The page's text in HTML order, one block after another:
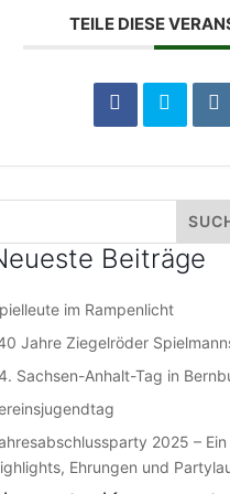
TEILE DIESE
Beiträge
im Rampenlicht
Jahre Ziegelröder
Sachsen-Anhalt-Tag in
2025 –
Ehrungen und